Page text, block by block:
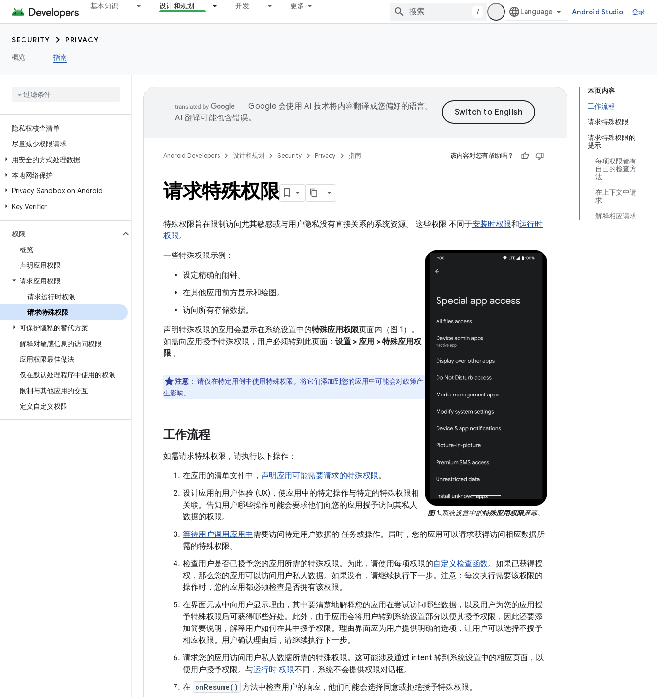
基本知识 设计和规划 开发 更多
/ Android Studio 登录
SECURITY
PRIVACY
概览
指南
隐私权核查清单
尽量减少权限请求
用安全的方式处理数据
本地网络保护
Privacy Sandbox on Android
Key Verifier
权限
概览
声明应用权限
请求应用权限
请求运行时权限
请求特殊权限
可保护隐私的替代方案
解释对敏感信息的访问权限
应用权限最佳做法
仅在默认处理程序中使用的权限
限制与其他应用的交互
定义自定义权限
本页内容
工作流程
请求特殊权限
请求特殊权限的
提示
每项权限都有
自己的检查方
法
在上下文中请
求
解释相应请求
Google 会使用 AI 技术将内容翻译成您偏好的语言。
AI 翻译可能包含错误。
Android Developers 设计和规划 Security Privacy 指南 该内容对您有帮助吗？
请求特殊权限
特殊权限旨在限制访问尤其敏感或与用户隐私没有直接关系的系统资源。 这些权限 不同于安装时权限和运行时
权限。
图 1. 系统设置中的特殊应用权限屏幕。
一些特殊权限示例：
设定精确的闹钟。
在其他应用前方显示和绘图。
访问所有存储数据。
声明特殊权限的应用会显示在系统设置中的特殊应用权限页面内（图 1）。
如需向应用授予特殊权限，用户必须转到此页面： 设置 > 应用 > 特殊应用权
限。
注意 ： 请仅在特定用例中使用特殊权限。将它们添加到您的应用中可能会对政策产
生影响。
工作流程
如需请求特殊权限，请执行以下操作：
在应用的清单文件中， 声明应用可能需要请求的特殊权限。
设计应用的用户体验 (UX)，使应用中的特定操作与特定的特殊权限相
关联。告知用户哪些操作可能会要求他们向您的应用授予访问其私人
数据的权限。
等待用户调用应用中需要访问特定用户数据的 任务或操作。届时，您的应用可以请求获得访问相应数据所
需的特殊权限。
检查用户是否已授予您的应用所需的特殊权限。为此，请使用每项权限的自定义检查函数。如果已获得授
权，那么您的应用可以访问用户私人数据。如果没有，请继续执行下一步。注意：每次执行需要该权限的
操作时，您的应用都必须检查是否拥有该权限。
在界面元素中向用户显示理由，其中要清楚地解释您的应用在尝试访问哪些数据，以及用户为您的应用授
予特殊权限后可获得哪些好处。此外，由于应用会将用户转到系统设置部分以便其授予权限，因此还要添
加简要说明，解释用户如何在其中授予权限。理由界面应为用户提供明确的选项，让用户可以选择不授予
相应权限。用户确认理由后，请继续执行下一步。
请求您的应用访问用户私人数据所需的特殊权限。这可能涉及通过 intent 转到系统设置中的相应页面，以
便用户授予权限。与运行时 权限不同，系统不会提供权限对话框。
在 onResume() 方法中检查用户的响应，他们可能会选择同意或拒绝授予特殊权限。